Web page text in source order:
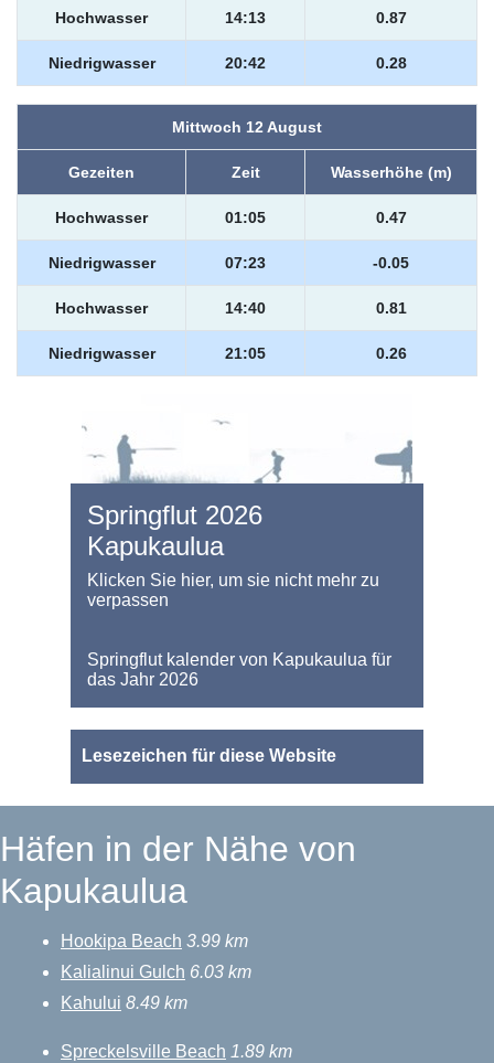
Hochwasser 14:13 0.87
Niedrigwasser 20:42 0.28
Mittwoch 12 August
Gezeiten Zeit Wasserhöhe (m)
Hochwasser 01:05 0.47
Niedrigwasser 07:23 -0.05
Hochwasser 14:40 0.81
Niedrigwasser 21:05 0.26
Springflut 2026
Kapukaulua
Klicken Sie hier, um sie nicht mehr zu
verpassen
Springflut kalender von Kapukaulua für
das Jahr 2026
Lesezeichen für diese Website
Häfen in der Nähe von
Kapukaulua
Hookipa Beach 3.99 km
Kalialinui Gulch 6.03 km
Kahului 8.49 km
Spreckelsville Beach 1.89 km